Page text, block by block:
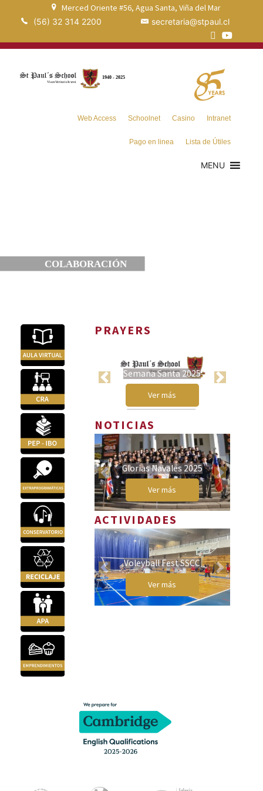
Merced Oriente #56, Agua Santa, Viña del Mar
(56) 32 314 2200 secretaria@stpaul.cl
Web Access Schoolnet Casino Intranet
Pago en linea Lista de Útiles
MENU
COLABORACIÓN
PRAYERS
Semana Santa 2025
Ver más
Previous Next
NOTICIAS
Glorias Navales 2025
Ver más
Previous Next
ACTIVIDADES
Voleyball Fest SSCC
Ver más
Previous Next